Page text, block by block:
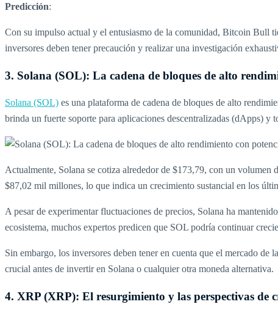
Predicción:
Con su impulso actual y el entusiasmo de la comunidad, Bitcoin Bull
inversores deben tener precaución y realizar una investigación
3. Solana (SOL): La cadena de bloques de alto
Solana (SOL) es una plataforma de cadena de bloques de alto
brinda un fuerte soporte para aplicaciones descentralizadas (dApps)
Actualmente, Solana se cotiza alrededor de $173,79, con un volumen
$87,02 mil millones, lo que indica un crecimiento sustancial en los
A pesar de experimentar fluctuaciones de precios, Solana ha
ecosistema, muchos expertos predicen que SOL podría continuar
Sin embargo, los inversores deben tener en cuenta que el mercado
crucial antes de invertir en Solana o cualquier otra moneda alternativa.
4. XRP (XRP): El resurgimiento y las perspectivas de